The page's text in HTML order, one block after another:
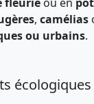
, camélias
ou urbains.
écologiques